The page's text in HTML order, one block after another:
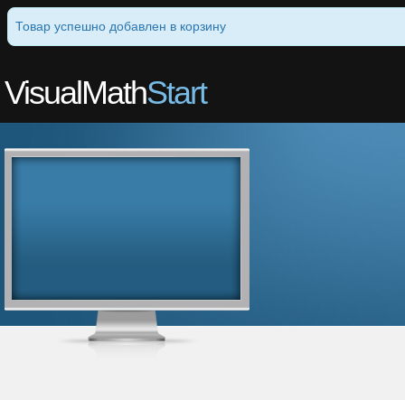
Товар успешно добавлен в корзину
VisualMathStart